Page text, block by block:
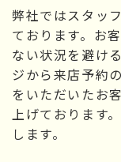
弊社ではスタッ
ております。お
ない状況を避け
ジから来店予約
をいただいたお
上げております
します。